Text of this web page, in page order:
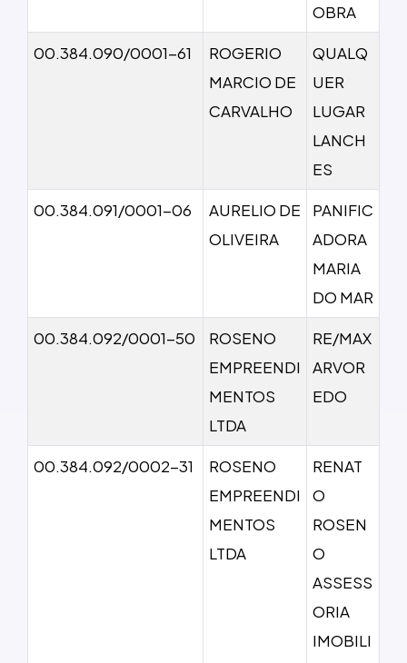
OBRA
00.384.090/0001-61
ROGERIO
MARCIO DE
CARVALHO
QUALQ
UER
LUGAR
LANCH
ES
00.384.091/0001-06
AURELIO DE
OLIVEIRA
PANIFIC
ADORA
MARIA
DO MAR
00.384.092/0001-50
ROSENO
EMPREENDI
MENTOS
LTDA
RE/MAX
ARVOR
EDO
00.384.092/0002-31
ROSENO
EMPREENDI
MENTOS
LTDA
RENAT
O
ROSEN
O
ASSESS
ORIA
IMOBILI